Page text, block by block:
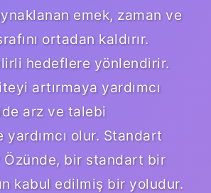
emek, zaman ve
ortadan kaldırır.
hedeflere yönlendirir.
artırmaya yardımcı
arz ve talebi
yardımcı olur. Standart
Özünde, bir standart bir
kabul edilmiş bir yoludur.